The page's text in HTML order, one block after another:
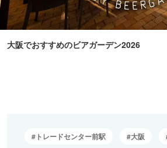
大阪でおすすめのビアガーデン2026
トレードセンター前駅 大阪